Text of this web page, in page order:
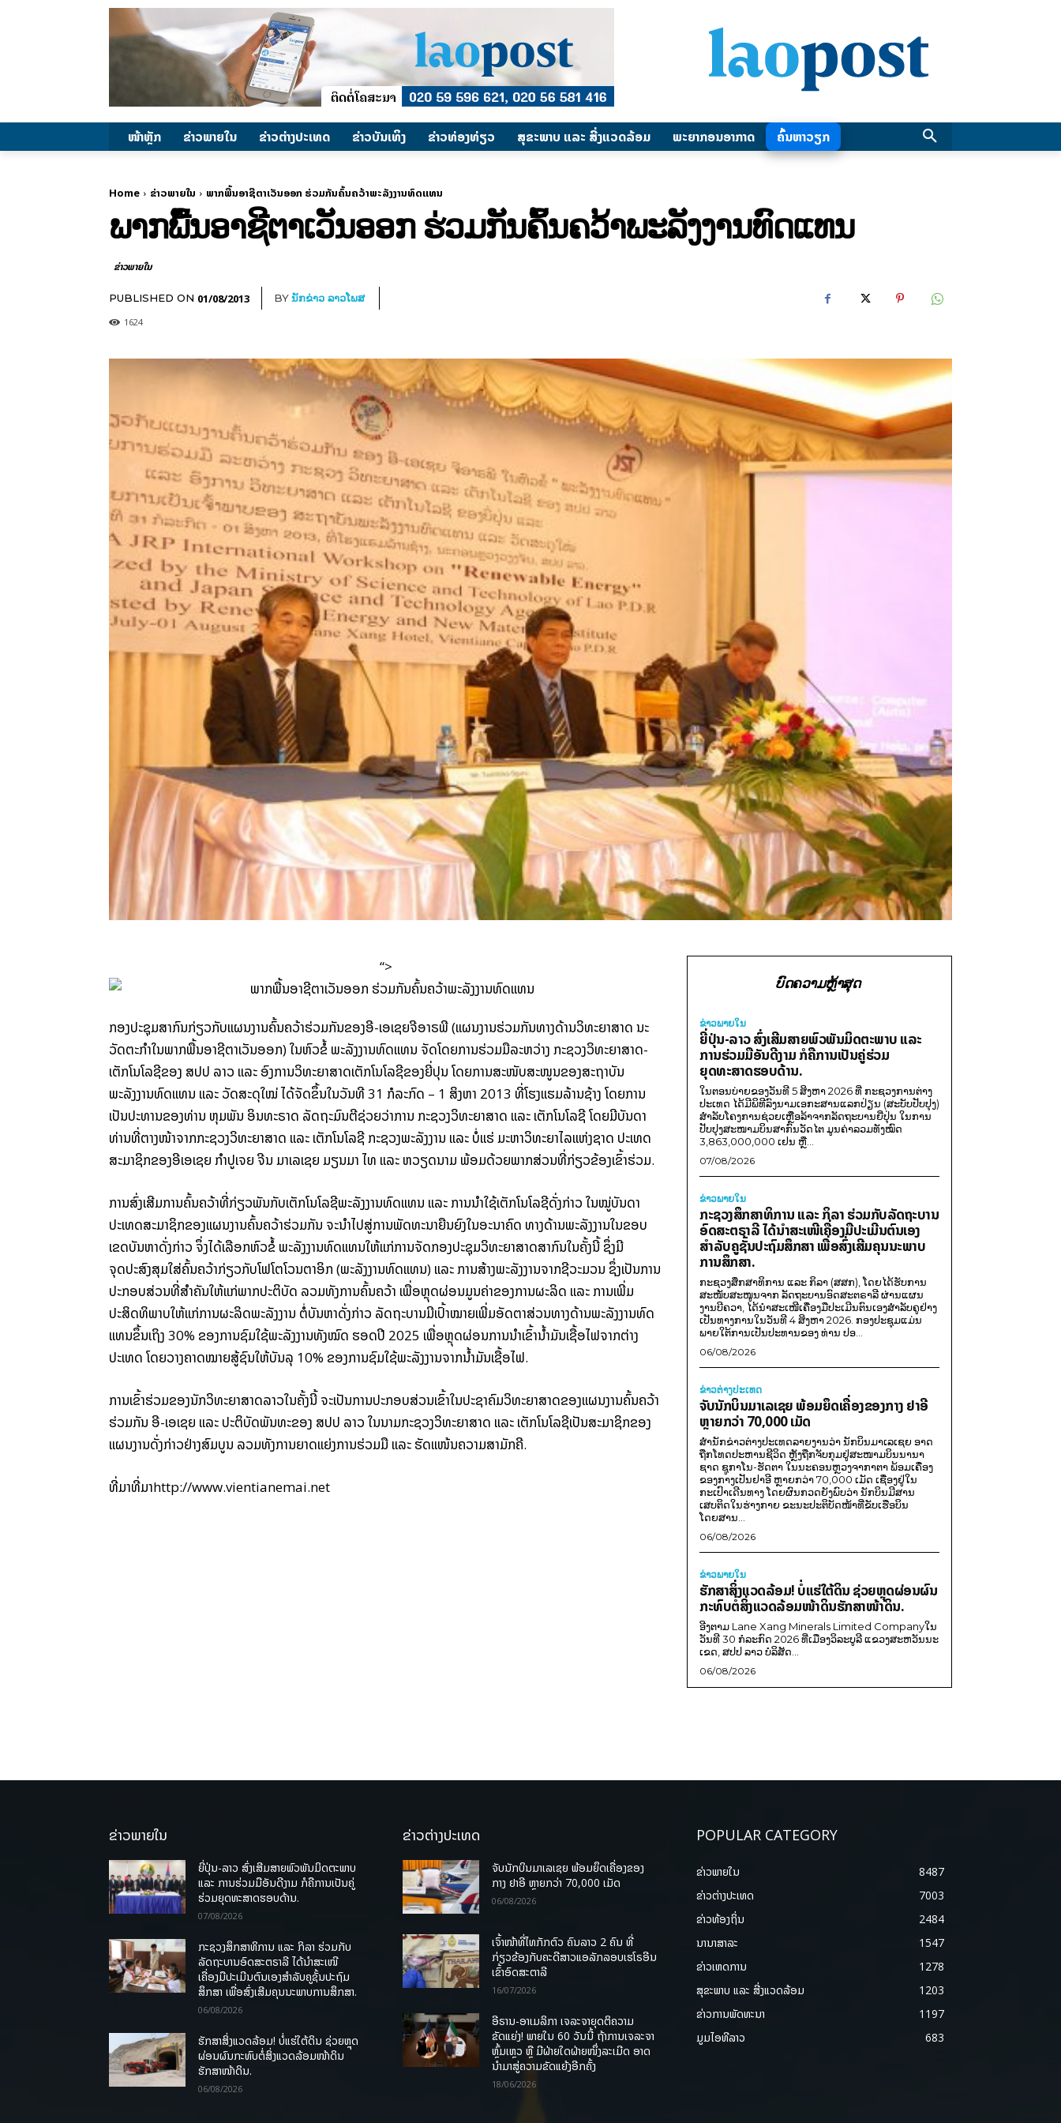
ໜ້າຫຼັກ ຂ່າວພາຍ​ໃນ ຂ່າວຕ່າງປະເທດ ​ຂ່າວບັນເທິງ ​ຂ່າວທ່ອງທ່ຽວ ສຸຂະພາບ ແລະ ສີ່ງແວດລ້ອມ ພະຍາກອນອາກາດ ຄົ້ນຫາວຽກ
Home ຂ່າວພາຍ​ໃນ ພາກພື້ນອາຊີຕາເວັນອອກ ຮ່ວມກັນຄົ້ນຄວ້າພະລັງງານທົດແທນ
ພາກພື້ນອາຊີຕາເວັນອອກ ຮ່ວມກັນຄົ້ນຄວ້າພະລັງງານທົດແທນ
ຂ່າວພາຍ​ໃນ
PUBLISHED ON 01/08/2013 BYນັກຂ່າວ ລາວໂພສ
1624
“>
ກອງ​ປະຊຸມ​ສາກົນ​ກ່ຽວ​ກັບ​ແຜນ​ງານ​ຄົ້ນຄວ້າ​ຮ່ວມ​ກັນ​ຂອງ​ອີ-ເອ​ເຊຍ​ຈີ​ອາ​​ຣ​ພີ (ແຜນ​ງານ​ຮ່ວມ​ກັນ​ທາງ​ດ້ານ​ວິທະຍາສາດ ນະ​
ວັດຕະ​ກຳ​ໃນ​ພາກ​ພື້ນ​ອາຊີ​ຕາເວັນ​ອອກ) ໃນ​ຫົວຂໍ້ ພະລັງງານ​ທົດ​ແທນ ຈັດ​ໂດຍ​ການ​ຮ່ວມ​ມື​ລະຫວ່າງ ກະຊວງ​ວິທະຍາສາດ-
ເຕັກ​ໂນ​ໂລ​ຊີ​ຂອງ ​ສປປ ລາວ ແລະ ອົງການ​ວິທະຍາສາດ​ເຕັກ​ໂນ​ໂລ​ຊີ​ຂອງ​ຍີ່​ປຸນ ໂດຍ​ການ​ສະໜັບສະໜູນ​ຂອງ​ສະ​ຖາ​ບັນ​
ພະລັງງານ​ທົດ​ແທນ ແລະ ວັດ​ສະ​ດຸ​ໃໝ່ ໄດ້​ຈັດ​ຂຶ້ນ​ໃນ​ວັນ​ທີ 31 ກໍລະກົດ – 1 ສິງຫາ 2013 ທີ່​ໂຮງແຮມ​ລ້ານ​ຊ້າງ ໂດຍ​ການ​
ເປັນ​ປະທານ​ຂອງ​ທ່ານ ຫຸມພັນ ອິນ​ທະ​ຣາດ ລັດຖະມົນຕີ​ຊ່ວຍ​ວ່າການ ກະຊວງ​ວິທະຍາສາດ ແລະ ເຕັກ​ໂນ​ໂລ​ຊີ ໂດຍ​ມີ​ບັນດາ​
ທ່ານ​ທີ່​ຕາງໜ້າ​ຈາກ​ກະຊວງ​ວິທະຍາສາດ ແລະ ເຕັກ​ໂນ​ໂລ​ຊີ ກະຊວງ​ພະລັງງານ ແລະ ບໍ່​ແຮ່ ມະຫາວິທະຍາໄລ​ແຫ່ງ​ຊາດ ປະເທດ​
ສະມາຊິກ​ຂອງ​ອີ​ເອ​ເຊຍ ກຳປູເຈຍ ຈີນ ມາ​ເລ​ເຊຍ ມຽນ​ມາ ໄທ ແລະ ຫວຽດນາມ ພ້ອມ​ດ້ວຍ​ພາກສ່ວນ​ທີ່​ກ່ຽວຂ້ອງ​ເຂົ້າ​ຮ່ວມ.
ການ​ສົ່ງເສີມ​ການ​ຄົ້ນຄວ້າ​ທີ່​ກ່ຽວ​ພັນ​ກັບ​ເຕັກ​ໂນ​ໂລ​ຊີ​ພະລັງງານ​ທົດ​ແທນ ແລະ ການ​ນຳ​ໃຊ້​ເຕັກ​ໂນ​ໂລ​ຊີ​ດັ່ງກ່າວ ໃນ​ໝູ່​ບັນດາ​
ປະເທດ​ສະມາຊິກ​ຂອງ​ແຜນ​ງານ​ຄົ້ນຄວ້າ​ຮ່ວມ​ກັນ ຈະ​ນຳໄປ​ສູ່​ການ​ພັດທະນາ​ຍືນ​ຍົງ​ໃນ​ອະນາຄົດ ທາງ​ດ້ານ​ພະລັງງານ​ໃນ​ຂອບ​
ເຂດ​ບັນຫາ​ດັ່ງກ່າວ ຈຶ່ງ​ໄດ້​ເລືອກ​ຫົວຂໍ້ ພະລັງງານ​ທົດ​ແທນ​ໃຫ້​ແກ່​ການ​ຈັດ​ກອງ​ປະຊຸມ​ວິທະຍາສາດ​ສາກົນ​ໃນ​ຄັ້ງ​ນີ້ ຊຶ່ງ​ມີ​
ຈຸດປະສົງ​ສຸມ​ໃສ່​ຄົ້ນຄວ້າ​ກ່ຽວ​ກັບ​ໂຟ​ໂຕ​ໂວນ​ຕາ​ອິກ (ພະລັງງານ​ທົດ​ແທນ) ແລະ ການ​ສ້າງ​ພະລັງງານ​ຈາກ​ຊີວະ​ມວນ ຊຶ່ງ​ເປັນ​ການ​
ປະກອບສ່ວນ​ທີ່​ສຳຄັນ​ໃຫ້​ແກ່​ພາກ​ປະຕິບັດ ລວມ​ທັງ​ການ​ຄົ້ນຄວ້າ ເພື່ອ​ຫຼຸດຜ່ອນ​ມູນ​ຄ່າ​ຂອງ​ການ​ຜະລິດ ແລະ ການ​ເພີ່ມ​
ປະສິດທິພາບ​ໃຫ້​ແກ່​ການ​ຜະລິດ​ພະລັງງານ ຕໍ່​ບັນຫາ​ດັ່ງກ່າວ ລັດຖະບານ​ມີ​ເປົ້າ​ໝາຍ​ເພີ່ມ​ອັດຕາ​ສ່ວນ​ທາງ​ດ້ານ​ພະລັງງານ​ທົດ​
ແທນ​ຂຶ້ນ​ເຖິງ 30% ຂອງ​ການ​ຊົມໃຊ້​ພະລັງງານ​ທັງ​ໝົດ ຮອດ​ປີ 2025 ເພື່ອ​ຫຼຸດຜ່ອນ​ການ​ນຳ​ເຂົ້າ​ນ້ຳມັນ​ເຊື້ອ​ໄຟ​ຈາກ​ຕ່າງ
ປະເທດ ໂດຍ​ວາງ​ຄາດໝາຍ​ສູ້​ຊົນ​ໃຫ້​ບັນລຸ 10% ຂອງ​ການ​ຊົມໃຊ້​ພະລັງງານ​ຈາກ​ນ້ຳມັນ​ເຊື້ອ​ໄຟ.
ການ​ເຂົ້າ​ຮ່ວມ​ຂອງ​ນັກວິທະຍາສາດ​ລາວ​ໃນ​ຄັ້ງ​ນີ້ ຈະ​ເປັນ​ການ​ປະກອບສ່ວນ​ເຂົ້າ​ໃນ​ປະຊາ​ຄົມ​ວິທະຍາສາດ​ຂອງ​ແຜນ​ງານ​ຄົ້ນຄວ້າ​
ຮ່ວມ​ກັນ ອີ-ເອ​ເຊຍ ແລະ ປະຕິບັດ​ພັນທະ​ຂອງ ​ສປປ ລາວ ໃນ​ນາມ​ກະຊວງ​ວິທະຍາສາດ ແລະ ເຕັກ​ໂນ​ໂລ​ຊີ​ເປັນ​ສະມາຊິກ​ຂອງ​
ແຜນ​ງານ​ດັ່ງກ່າວ​ຢ່າງ​ສົມບູນ ລວມ​ທັງ​ການ​ຍາດ​ແຍ່ງ​ການ​ຮ່ວມ​ມື ແລະ ຮັດ​ແໜ້ນ​ຄວາມ​ສາມັກຄີ.
ທີ່ມາທີ່ມາhttp://www.vientianemai.net
ບົດຄວາມຫຼ້າສຸດ
ຂ່າວພາຍ​ໃນ
ຍີ່ປຸ່ນ-ລາວ ສົ່ງເສີມສາຍພົວພັນມິດຕະພາບ ແລະ
ການຮ່ວມມືອັນດີງາມ ກໍຄືການເປັນຄູ່ຮ່ວມ
ຍຸດທະສາດຮອບດ້ານ.
ໃນຕອນບ່າຍຂອງວັນທີ 5 ສິງຫາ 2026 ທີ່ ກະຊວງການຕ່າງ
ປະເທດ ໄດ້ມີພິທີລົງນາມເອກະສານແລກປ່ຽນ (ສະບັບປັບປຸງ)
ສໍາລັບໂຄງການຊ່ວຍເຫຼືອລ້າຈາກລັດຖະບານຍີ່ປຸ່ນ ໃນການ
ປັບປຸງສະໜາມບິນສາກົນວັດໄຕ ມູນຄ່າລວມທັງໝົດ
3,863,000,000 ເຢນ ຫຼື...
07/08/2026
ຂ່າວພາຍ​ໃນ
ກະຊວງສຶກສາທິການ ແລະ ກິລາ ຮ່ວມກັບລັດຖະບານ
ອົດສະຕຣາລີ ໄດ້ນຳສະເໜີເຄື່ອງມືປະເມີນຕົນເອງ
ສຳລັບຄູຊັ້ນປະຖົມສຶກສາ ເພື່ອສົ່ງເສີມຄຸນນະພາບ
ການສຶກສາ.
ກະຊວງສຶກສາທິການ ແລະ ກິລາ (ສສກ), ໂດຍໄດ້ຮັບການ
ສະໜັບສະໜູນຈາກ ລັດຖະບານອົດສະຕຣາລີ ຜ່ານແຜນ
ງານບີຄວາ, ໄດ້ນຳສະເໜີເຄື່ອງມືປະເມີນຕົນເອງສຳລັບຄູຢ່າງ
ເປັນທາງການໃນວັນທີ 4 ສິງຫາ 2026. ກອງປະຊຸມແມ່ນ
ພາຍໃຕ້ການເປັນປະທານຂອງ ທ່ານ ປອ...
06/08/2026
ຂ່າວຕ່າງປະເທດ
ຈັບນັກບິນມາເລເຊຍ ພ້ອມຍຶດເຄື່ອງຂອງກາງ ຢາອີ
ຫຼາຍກວ່າ 70,000 ເມັດ
ສຳນັກຂ່າວຕ່າງປະເທດລາຍງານວ່າ ນັກບິນມາເລເຊຍ ອາດ
ຖືກໂທດປະຫານຊີວິດ ຫຼັງຖືກຈັບກຸມຢູ່ສະໜາມບິນນານາ
ຊາດ ຊູກາໂນ-ຮັດຕາ ໃນນະຄອນຫຼວງຈາກາຕາ ພ້ອມເຄື່ອງ
ຂອງກາງເປັນຢາອີ ຫຼາຍກວ່າ 70,000 ເມັດ ເຊື່ອງຢູ່ໃນ
ກະເປົາເດີນທາງ ໂດຍຜົນກວດຍັງພົບວ່າ ນັກບິນມີສານ
ເສບຕິດໃນຮ່າງກາຍ ຂະນະປະຕິບັດໜ້າທີ່ຂັບເຮືອບິນ
ໂດຍສານ...
06/08/2026
ຂ່າວພາຍ​ໃນ
ຮັກສາສິ່ງແວດລ້ອມ! ບໍ່ແຮ່ໃຕ້ດິນ ຊ່ວຍຫຼຸດຜ່ອນຜົນ
ກະທົບຕໍ່ສິ່ງແວດລ້ອມໜ້າດິນຮັກສາໜ້າດິນ.
ອີງຕາມ Lane Xang Minerals Limited Companyໃນ
ວັນທີ 30 ກໍລະກົດ 2026 ທີ່ເມືອງວິລະບູລີ ແຂວງສະຫວັນນະ
ເຂດ, ສປປ ລາວ ບໍລິສັດ...
06/08/2026
ຂ່າວພາຍໃນ
ຍີ່ປຸ່ນ-ລາວ ສົ່ງເສີມສາຍພົວພັນມິດຕະພາບ
ແລະ ການຮ່ວມມືອັນດີງາມ ກໍຄືການເປັນຄູ່
ຮ່ວມຍຸດທະສາດຮອບດ້ານ.
07/08/2026
ກະຊວງສຶກສາທິການ ແລະ ກິລາ ຮ່ວມກັບ
ລັດຖະບານອົດສະຕຣາລີ ໄດ້ນຳສະເໜີ
ເຄື່ອງມືປະເມີນຕົນເອງສຳລັບຄູຊັ້ນປະຖົມ
ສຶກສາ ເພື່ອສົ່ງເສີມຄຸນນະພາບການສຶກສາ.
06/08/2026
ຮັກສາສິ່ງແວດລ້ອມ! ບໍ່ແຮ່ໃຕ້ດິນ ຊ່ວຍຫຼຸດ
ຜ່ອນຜົນກະທົບຕໍ່ສິ່ງແວດລ້ອມໜ້າດິນ
ຮັກສາໜ້າດິນ.
06/08/2026
ຂ່າວຕ່າງປະເທດ
ຈັບນັກບິນມາເລເຊຍ ພ້ອມຍຶດເຄື່ອງຂອງ
ກາງ ຢາອີ ຫຼາຍກວ່າ 70,000 ເມັດ
06/08/2026
ເຈົ້າໜ້າທີ່ໄທກັກຕົວ ຄົນລາວ 2 ຄົນ ທີ່
ກ່ຽວຂ້ອງກັບຄະດີສາວແອລັກລອບເຮໂຣອີນ
ເຂົ້າອົດສະຕາລີ
16/07/2026
ອີຣານ-ອາເມລິກາ ເຈລະຈາຍຸດຕິຄວາມ
ຂັດແຍ່ງ! ພາຍໃນ 60 ວັນນີ້ ຖ້າການເຈລະຈາ
ຫຼົ້ມເຫຼວ ຫຼື ມີຝ່າຍໃດຝ່າຍໜຶ່ງລະເມີດ ອາດ
ນໍາມາສູ່ຄວາມຂັດແຍ້ງອີກຄັ້ງ
18/06/2026
POPULAR CATEGORY
ຂ່າວພາຍ​ໃນ
8487
ຂ່າວຕ່າງປະເທດ
7003
ຂ່າວທ້ອງຖິ່ນ
2484
ນານາສາລະ
1547
ຂ່າວເຫດການ
1278
ສຸຂະພາບ ແລະ ສີ່ງແວດລ້ອມ
1203
ຂ່າວການພັດທະນາ
1197
ມູມໄອທີລາວ
683